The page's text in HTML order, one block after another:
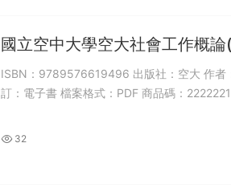
國立空中大學空大社會工作概
ISBN：9789576619496 出版社：空大 作
訂：電子書 檔案格式：PDF 商品碼：
32